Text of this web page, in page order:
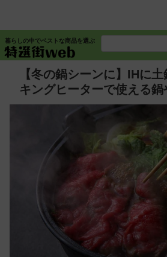
暮らしの中でベストな商品を選ぶ
【冬の鍋シーンに】IHに
キングヒーターで使える鍋